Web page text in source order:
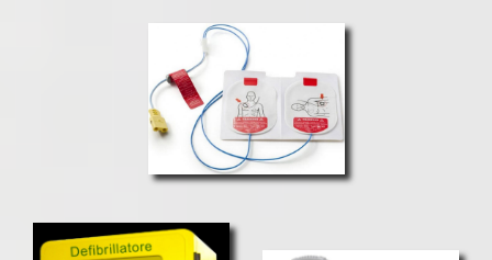
Un sito ben fatto porta solo guadagno.
Un gestionale per la tua azienda, fatto su misura per le tue
FraWeb.it si è ormai consolidata nel settore informatico,
grazie ad una lunga esperienza.Professionalità, qualità e
convenienza sono gli elementi che ci identificano.
chiarezza e ampia compatibilità tecnologica.